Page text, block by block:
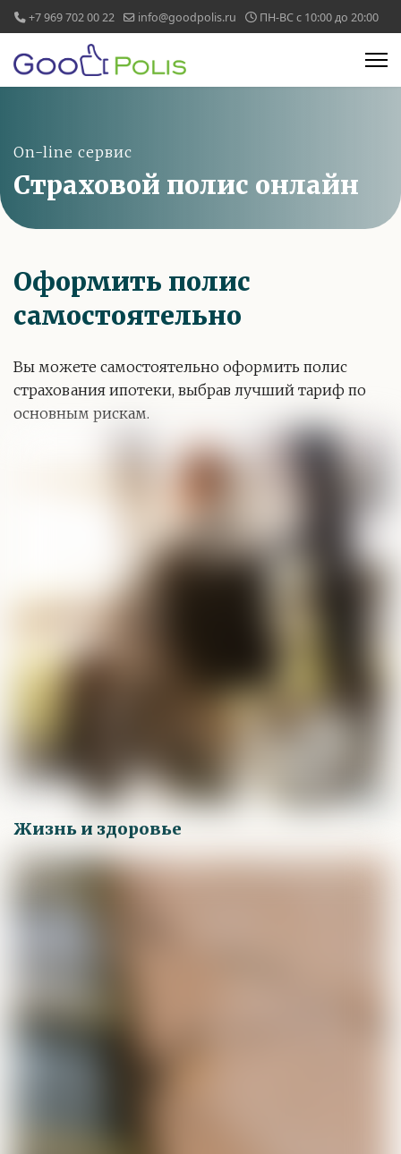
+7 969 702 00 22 info@goodpolis.ru ПН-ВС с 10:00 до 20:00
On-line сервис
Страховой полис онлайн
Оформить полис
самостоятельно
Вы можете самостоятельно оформить полис
страхования ипотеки, выбрав лучший тариф по
основным рискам.
Жизнь и здоровье